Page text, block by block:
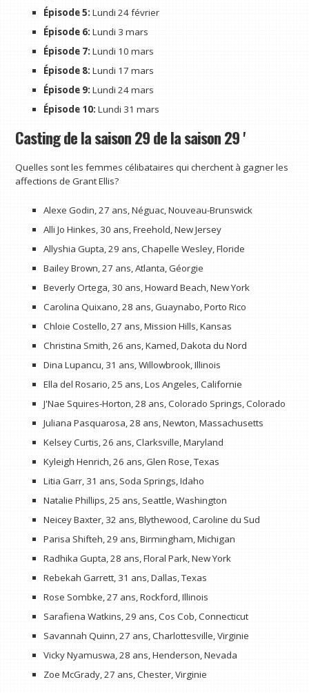
Épisode 5: Lundi 24 février
Épisode 6: Lundi 3 mars
Épisode 7: Lundi 10 mars
Épisode 8: Lundi 17 mars
Épisode 9: Lundi 24 mars
Épisode 10: Lundi 31 mars
Casting de la saison 29 de la saison 29 '
Quelles sont les femmes célibataires qui cherchent à gagner les
affections de Grant Ellis?
Alexe Godin, 27 ans, Néguac, Nouveau-Brunswick
Alli Jo Hinkes, 30 ans, Freehold, New Jersey
Allyshia Gupta, 29 ans, Chapelle Wesley, Floride
Bailey Brown, 27 ans, Atlanta, Géorgie
Beverly Ortega, 30 ans, Howard Beach, New York
Carolina Quixano, 28 ans, Guaynabo, Porto Rico
Chloie Costello, 27 ans, Mission Hills, Kansas
Christina Smith, 26 ans, Kamed, Dakota du Nord
Dina Lupancu, 31 ans, Willowbrook, Illinois
Ella del Rosario, 25 ans, Los Angeles, Californie
J'Nae Squires-Horton, 28 ans, Colorado Springs, Colorado
Juliana Pasquarosa, 28 ans, Newton, Massachusetts
Kelsey Curtis, 26 ans, Clarksville, Maryland
Kyleigh Henrich, 26 ans, Glen Rose, Texas
Litia Garr, 31 ans, Soda Springs, Idaho
Natalie Phillips, 25 ans, Seattle, Washington
Neicey Baxter, 32 ans, Blythewood, Caroline du Sud
Parisa Shifteh, 29 ans, Birmingham, Michigan
Radhika Gupta, 28 ans, Floral Park, New York
Rebekah Garrett, 31 ans, Dallas, Texas
Rose Sombke, 27 ans, Rockford, Illinois
Sarafiena Watkins, 29 ans, Cos Cob, Connecticut
Savannah Quinn, 27 ans, Charlottesville, Virginie
Vicky Nyamuswa, 28 ans, Henderson, Nevada
Zoe McGrady, 27 ans, Chester, Virginie